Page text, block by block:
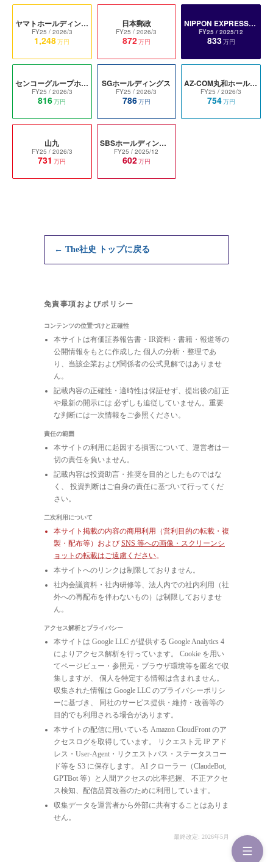
ヤマトホールディングス
FY25 / 2026/3
1,248万円
日本郵政
FY25 / 2026/3
872万円
NIPPON EXPRESSホールディングス
FY25 / 2025/12
833万円
センコーグループホールディングス
FY25 / 2026/3
816万円
SGホールディングス
FY25 / 2026/3
786万円
AZ-COM丸和ホールディングス
FY25 / 2026/3
754万円
山九
FY25 / 2026/3
731 万円
SBSホールディングス
FY25 / 2025/12
602万円
← The社史 トップに戻る
免責事項およびポリシー
コンテンツの位置づけと正確性
本サイトは有価証券報告書・IR資料・書籍・報道等の
公開情報をもとに作成した 個人の分析・整理であ
り、当該企業および関係者の公式見解ではありませ
ん。
記載内容の正確性・適時性は保証せず、提出後の訂正
や最新の開示には 必ずしも追従していません。重要
な判断には一次情報をご参照ください。
責任の範囲
本サイトの利用に起因する損害について、運営者は一
切の責任を負いません。
記載内容は投資助言・推奨を目的としたものではな
く、 投資判断はご自身の責任に基づいて行ってくだ
さい。
二次利用について
本サイト掲載の内容の商用利用（営利目的の転載・複
製・配布等）および SNS 等への画像・スクリーンシ
ョットの転載はご遠慮ください。
本サイトへのリンクは制限しておりません。
社内会議資料・社内研修等、法人内での社内利用（社
外への再配布を伴わないもの）は制限しておりませ
ん。
アクセス解析とプライバシー
本サイトは Google LLC が提供する Google Analytics 4
によりアクセス解析を行っています。 Cookie を用い
てページビュー・参照元・ブラウザ環境等を匿名で収
集しますが、 個人を特定する情報は含まれません。
収集された情報は Google LLC のプライバシーポリシ
ーに基づき、 同社のサービス提供・維持・改善等の
目的でも利用される場合があります。
本サイトの配信に用いている Amazon CloudFront のア
クセスログを取得しています。 リクエスト元 IP アド
レス・User-Agent・リクエストパス・ステータスコー
ド等を S3 に保存します。 AI クローラー（ClaudeBot,
GPTBot 等）と人間アクセスの比率把握、 不正アクセ
ス検知、配信品質改善のために利用しています。
収集データを運営者から外部に共有することはありま
せん。
最終改定: 2026年5月